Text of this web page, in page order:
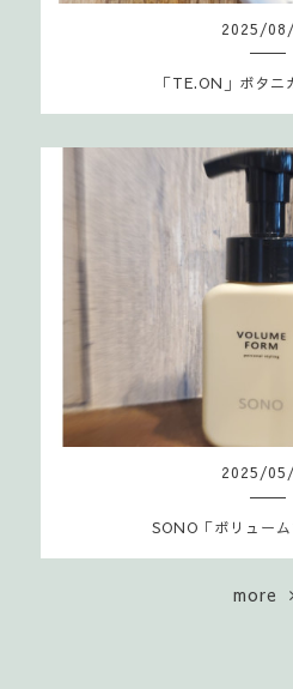
2025/08/
「TE.ON」ボタニ
2025/05/
SONO「ボリュー
more